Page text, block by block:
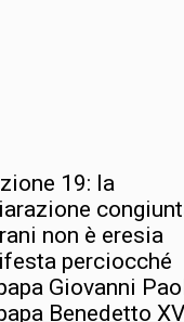
19: la
non è eresia
perciocché
Giovanni
Benedetto